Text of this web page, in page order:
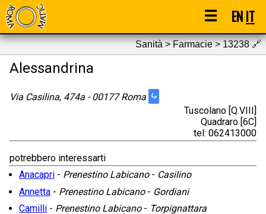
☰ ENIT
Sanità > Farmacie > 13238🔗
Alessandrina
Via Casilina, 474a - 00177 Roma ⤷
Tuscolano [Q.VIII]
Quadraro [6C]
tel: 062413000
potrebbero interessarti
Anacapri - Prenestino Labicano- Casilino
Annetta - Prenestino Labicano- Gordiani
Camilli - Prenestino Labicano- Torpignattara